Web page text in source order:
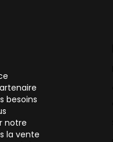
besoins
notre
la vente